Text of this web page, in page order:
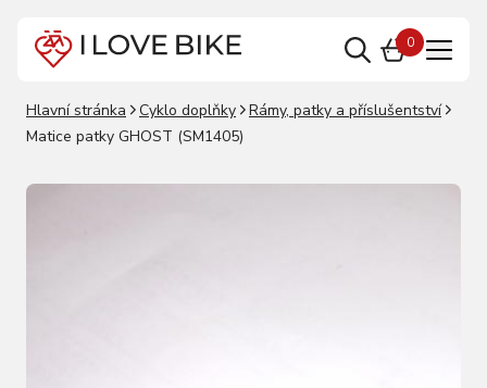
0
Hlavní stránka Cyklo doplňky
Rámy, patky a příslušentství
Matice patky GHOST (SM1405)